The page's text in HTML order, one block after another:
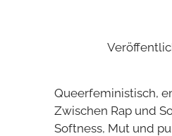
Queerfeministisch,
Zwischen Rap und
Softness, Mut und